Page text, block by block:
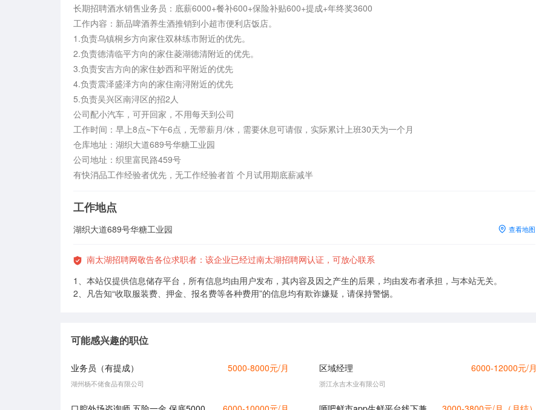
长期招聘酒水销售业务员：底薪6000+餐补600+保险补贴600+提成+年终奖3600
工作内容：新品啤酒养生酒推销到小超市便利店饭店。
1.负责乌镇桐乡方向家住双林练市附近的优先。
2.负责德清临平方向的家住菱湖德清附近的优先。
3.负责安吉方向的家住妙西和平附近的优先
4.负责震泽盛泽方向的家住南浔附近的优先
5.负责吴兴区南浔区的招2人
公司配小汽车，可开回家，不用每天到公司
工作时间：早上8点~下午6点，无带薪月/休，需要休息可请假，实际累计上班30天为一个月
仓库地址：湖织大道689号华糖工业园
公司地址：织里富民路459号
有快消品工作经验者优先，无工作经验者首 个月试用期底薪减半
工作地点
湖织大道689号华糖工业园 查看地图
南太湖招聘网敬告各位求职者：该企业已经过南太湖招聘网认证，可放心联系
1、本站仅提供信息储存平台，所有信息均由用户发布，其内容及因之产生的后果，均由发布者承担，与本站无关。
2、凡告知“收取服装费、押金、报名费等各种费用”的信息均有欺诈嫌疑，请保持警惕。
可能感兴趣的职位
业务员（有提成） 5000-8000元/月
湖州杨不佬食品有限公司
区域经理 6000-12000元/月
浙江永吉木业有限公司